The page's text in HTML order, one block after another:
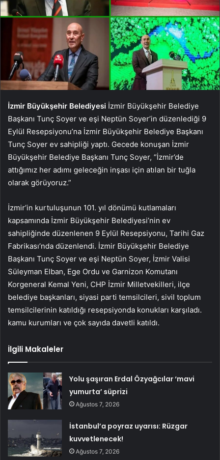
İzmir Büyükşehir Belediyesi İzmir Büyükşehir Belediye
Başkanı Tunç Soyer ve eşi Neptün Soyer’in düzenlediği 9
Eylül Resepsiyonu’na İzmir Büyükşehir Belediye Başkanı
Tunç Soyer ev sahipliği yaptı. Gecede konuşan İzmir
Büyükşehir Belediye Başkanı Tunç Soyer, “İzmir’de
attığımız her adımı geleceğin inşası için atılan bir tuğla
olarak görüyoruz.”
İzmir’in kurtuluşunun 101. yıl dönümü kutlamaları
kapsamında İzmir Büyükşehir Belediyesi’nin ev
sahipliğinde düzenlenen 9 Eylül Resepsiyonu, Tarihi Gaz
Fabrikası’nda düzenlendi. İzmir Büyükşehir Belediye
Başkanı Tunç Soyer ve eşi Neptün Soyer, İzmir Valisi
Süleyman Elban, Ege Ordu ve Garnizon Komutanı
Korgeneral Kemal Yeni, CHP İzmir Milletvekilleri, ilçe
belediye başkanları, siyasi parti temsilcileri, sivil toplum
temsilcilerinin katıldığı resepsiyonda konukları karşıladı.
kamu kurumları ve çok sayıda davetli katıldı.
İlgili Makaleler
Yolu şaşıran Erdal Özyağcılar ‘mavi
yumurta’ süprizi
Ağustos 7, 2026
İstanbul’a poyraz uyarısı: Rüzgar
kuvvetlenecek!
Ağustos 7, 2026